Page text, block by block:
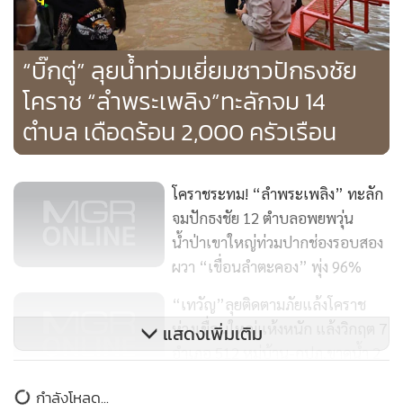
สำหรับปริมาณน้ำในเขื่อนลำตะคอง อ.สีคิ้ว จ.นครราชสีมา วันนี้
มีปริมาณน้ำพุ่งสูงถึง 319 ล้าน ลบ.ม. คิดเป็น 101.54% ของ
ความจุที่ระดับกักเก็บ 314 ล้าน ลบ.ม. มีปริมาณน้ำไหลลงอ่าง
เพิ่มขึ้นเมื่อวานนี้ 16.15 ล้าน ลบ.ม. แต่ทางเขื่อนยังไม่มีการ
ระบายน้ำออก เนื่องจากพื้นที่ด้านท้ายน้ำในลำน้ำลำตะคองยังมี
“บิ๊กตู่” ลุยน้ำท่วมเยี่ยมชาวปักธงชัย
โคราช “ลำพระเพลิง”ทะลักจม 14
ตำบล เดือดร้อน 2,000 ครัวเรือน
โคราชระทม! “ลำพระเพลิง” ทะลัก
จมปักธงชัย 12 ตำบลอพยพวุ่น
น้ำป่าเขาใหญ่ท่วมปากช่องรอบสอง
ผวา “เขื่อนลำตะคอง” พุ่ง 96%
“เทวัญ”ลุยติดตามภัยแล้งโคราช
ห่วงเขื่อนใหญ่แห้งหนัก แล้งวิกฤต 7
อำเภอ 512 หมู่บ้าน-กปภ.ขาดน้ำ 2
แสดงเพิ่มเติม
กำลังโหลด...